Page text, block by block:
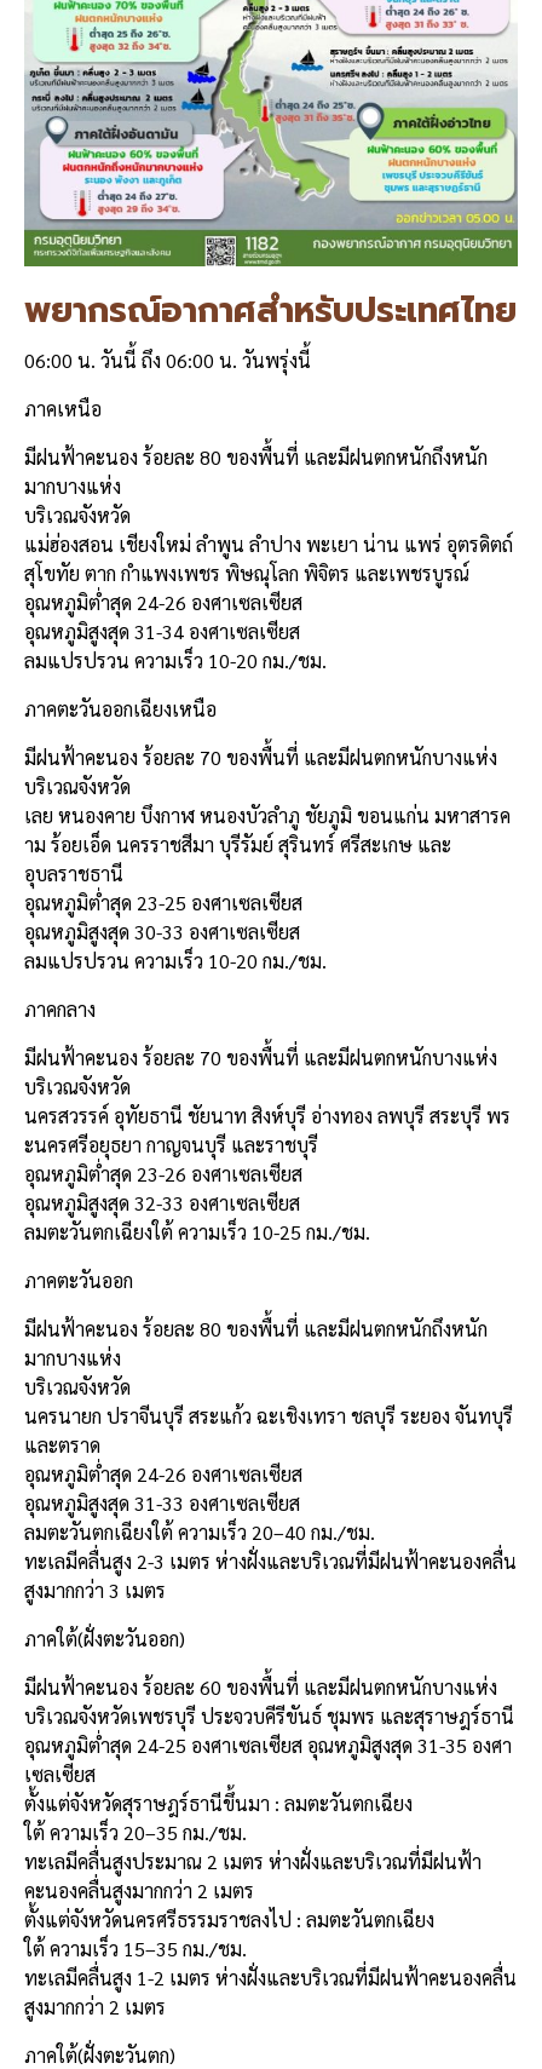
พยากรณ์อากาศสำหรับประเทศไทย
06:00 น. วันนี้ ถึง 06:00 น. วันพรุ่งนี้
ภาคเหนือ
มีฝนฟ้าคะนอง ร้อยละ 80 ของพื้นที่ และมีฝนตกหนักถึงหนัก
มากบางแห่ง
บริเวณจังหวัด
แม่ฮ่องสอน เชียงใหม่ ลำพูน ลำปาง พะเยา น่าน แพร่ อุตรดิตถ์
สุโขทัย ตาก กำแพงเพชร พิษณุโลก พิจิตร และเพชรบูรณ์
อุณหภูมิต่ำสุด 24-26 องศาเซลเซียส
อุณหภูมิสูงสุด 31-34 องศาเซลเซียส
ลมแปรปรวน ความเร็ว 10-20 กม./ชม.
ภาคตะวันออกเฉียงเหนือ
มีฝนฟ้าคะนอง ร้อยละ 70 ของพื้นที่ และมีฝนตกหนักบางแห่ง
บริเวณจังหวัด
เลย หนองคาย บึงกาฬ หนองบัวลำภู ชัยภูมิ ขอนแก่น มหาสารค
าม ร้อยเอ็ด นครราชสีมา บุรีรัมย์ สุรินทร์ ศรีสะเกษ และ
อุบลราชธานี
อุณหภูมิต่ำสุด 23-25 องศาเซลเซียส
อุณหภูมิสูงสุด 30-33 องศาเซลเซียส
ลมแปรปรวน ความเร็ว 10-20 กม./ชม.
ภาคกลาง
มีฝนฟ้าคะนอง ร้อยละ 70 ของพื้นที่ และมีฝนตกหนักบางแห่ง
บริเวณจังหวัด
นครสวรรค์ อุทัยธานี ชัยนาท สิงห์บุรี อ่างทอง ลพบุรี สระบุรี พร
ะนครศรีอยุธยา กาญจนบุรี และราชบุรี
อุณหภูมิต่ำสุด 23-26 องศาเซลเซียส
อุณหภูมิสูงสุด 32-33 องศาเซลเซียส
ลมตะวันตกเฉียงใต้ ความเร็ว 10-25 กม./ชม.
ภาคตะวันออก
มีฝนฟ้าคะนอง ร้อยละ 80 ของพื้นที่ และมีฝนตกหนักถึงหนัก
มากบางแห่ง
บริเวณจังหวัด
นครนายก ปราจีนบุรี สระแก้ว ฉะเชิงเทรา ชลบุรี ระยอง จันทบุรี
และตราด
อุณหภูมิต่ำสุด 24-26 องศาเซลเซียส
อุณหภูมิสูงสุด 31-33 องศาเซลเซียส
ลมตะวันตกเฉียงใต้ ความเร็ว 20–40 กม./ชม.
ทะเลมีคลื่นสูง 2-3 เมตร ห่างฝั่งและบริเวณที่มีฝนฟ้าคะนองคลื่น
สูงมากกว่า 3 เมตร
ภาคใต้(ฝั่งตะวันออก)
มีฝนฟ้าคะนอง ร้อยละ 60 ของพื้นที่ และมีฝนตกหนักบางแห่ง
บริเวณจังหวัดเพชรบุรี ประจวบคีรีขันธ์ ชุมพร และสุราษฎร์ธานี
อุณหภูมิต่ำสุด 24-25 องศาเซลเซียส อุณหภูมิสูงสุด 31-35 องศา
เซลเซียส
ตั้งแต่จังหวัดสุราษฎร์ธานีขึ้นมา : ลมตะวันตกเฉียง
ใต้ ความเร็ว 20–35 กม./ชม.
ทะเลมีคลื่นสูงประมาณ 2 เมตร ห่างฝั่งและบริเวณที่มีฝนฟ้า
คะนองคลื่นสูงมากกว่า 2 เมตร
ตั้งแต่จังหวัดนครศรีธรรมราชลงไป : ลมตะวันตกเฉียง
ใต้ ความเร็ว 15–35 กม./ชม.
ทะเลมีคลื่นสูง 1-2 เมตร ห่างฝั่งและบริเวณที่มีฝนฟ้าคะนองคลื่น
สูงมากกว่า 2 เมตร
ภาคใต้(ฝั่งตะวันตก)